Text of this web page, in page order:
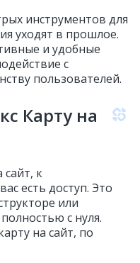
инструментов для
уходят в прошлое.
и удобные
с
пользователей.
Карту на
к
есть доступ. Это
или
с нуля.
на сайт, по